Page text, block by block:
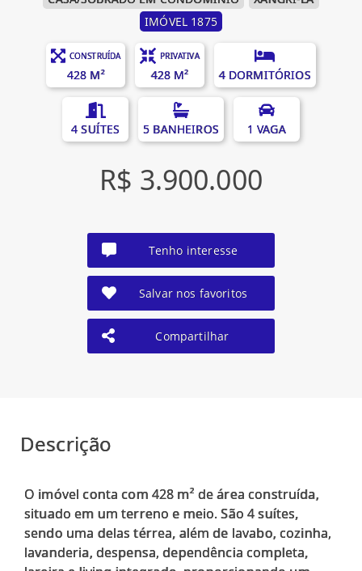
IMÓVEL 1875
CONSTRUÍDA
428 M²
PRIVATIVA
428 M² 4 DORMITÓRIOS
4 SUÍTES 5 BANHEIROS 1 VAGA
R$ 3.900.000
Tenho interesse
Salvar nos favoritos
Compartilhar
Descrição
O imóvel conta com 428 m² de área construída,
situado em um terreno e meio. São 4 suítes,
sendo uma delas térrea, além de lavabo, cozinha,
lavanderia, despensa, dependência completa,